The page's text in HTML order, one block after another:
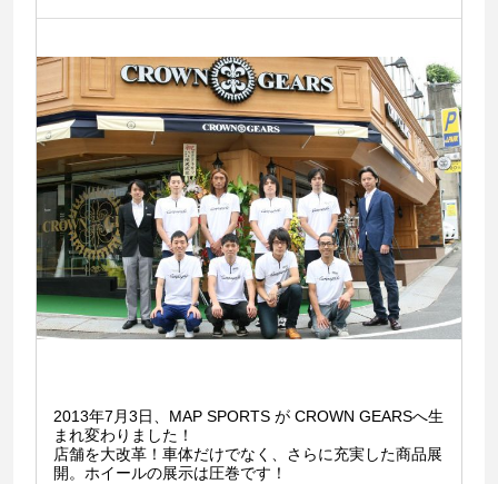
2013年7月3日、MAP SPORTS が CROWN GEARSへ生
まれ変わりました！
店舗を大改革！車体だけでなく、さらに充実した商品展
開。ホイールの展示は圧巻です！